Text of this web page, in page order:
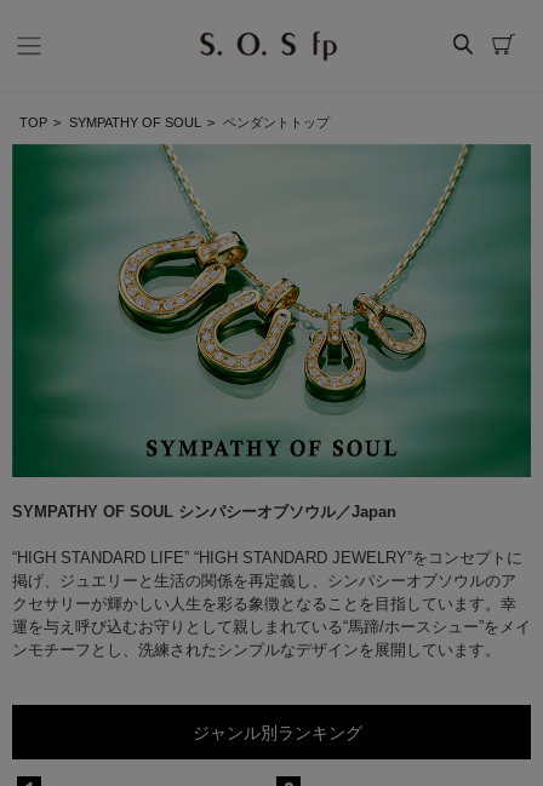
TOP > SYMPATHY OF SOUL > ペンダントトップ
SYMPATHY OF SOUL シンパシーオブソウル／Japan
“HIGH STANDARD LIFE” “HIGH STANDARD JEWELRY”をコンセプトに
掲げ、ジュエリーと生活の関係を再定義し、シンパシーオブソウルのア
クセサリーが輝かしい人生を彩る象徴となることを目指しています。幸
運を与え呼び込むお守りとして親しまれている“馬蹄/ホースシュー”をメイ
ンモチーフとし、洗練されたシンプルなデザインを展開しています。
ジャンル別ランキング